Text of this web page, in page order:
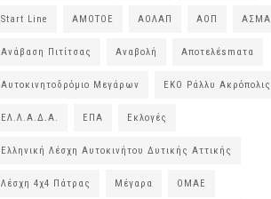
Start Line ΑΜΟΤΟΕ ΑΟΛΑΠ ΑΟΠ ΑΣΜΑ
Ανάβαση Πιτίτσας Αναβολή Αποτελέsmατα
Αυτοκινητοδρόμιο Μεγάρων ΕΚΟ Ράλλυ Ακρόπολις
ΕΛ.Λ.Α.Δ.Α. ΕΠΑ Εκλογές
Ελληνική Λέσχη Αυτοκινήτου Δυτικής Αττικής
Λέσχη 4χ4 Πάτρας Μέγαρα ΟΜΑΕ